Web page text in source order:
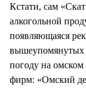
Кстати, сам
алкогольной
появляющаяся
вышеупомянутых
погоду на
фирм: «Омский